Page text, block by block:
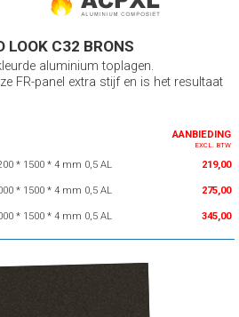
LOOK C32 BRONS
aluminium toplagen.
FR-panel extra stijf en is het resultaat
AANBIEDING
EXCL. BTW
* 1500 * 4 mm 0,5 AL 219,00
* 1500 * 4 mm 0,5 AL 275,00
* 1500 * 4 mm 0,5 AL 345,00